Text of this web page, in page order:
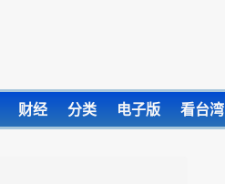
财经 分类 电子版 看台湾